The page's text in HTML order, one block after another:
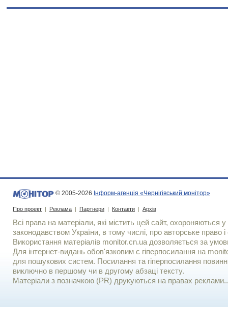
© 2005-2026 Інформ-агенція «Чернігівський монітор»
Про проект | Реклама | Партнери | Контакти | Архів
Всі права на матеріали, які містить цей сайт, охороняються у
законодавством України, в тому числі, про авторське право і
Використання матерiалiв monitor.cn.ua дозволяється за
Для iнтернет-видань обов'язковим є гiперпосилання на
для пошукових систем. Посилання та гіперпосилання
виключно в першому чи в другому абзаці тексту.
Матеріали з позначкою (PR) друкуються на правах реклами..